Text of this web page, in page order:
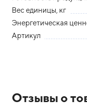
Вес единицы, кг
Энергетическая
Артикул
Отзывы о